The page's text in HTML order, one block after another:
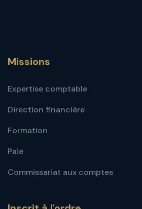
Missions
Expertise comptable
Direction financière
Formation
Paie
Commissariat aux comptes